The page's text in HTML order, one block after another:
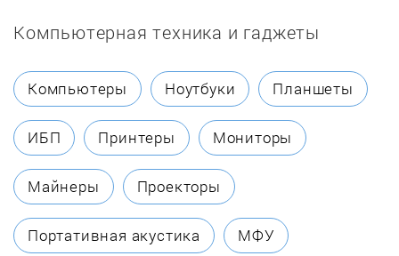
Coleman
Dakon
Danko
Компьютерная техника и гаджеты
Компьютеры Ноутбуки Планшеты
ИБП Принтеры Мониторы
Майнеры Проекторы
Портативная акустика МФУ